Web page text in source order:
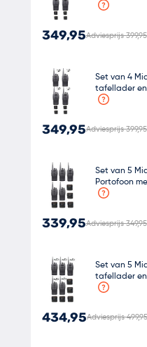
349,95Adviesprijs 399,95
Set van 4
tafellader
349,95Adviesprijs 399,95
Set van 5
Portofoon
339,95Adviesprijs 349,95
Set van 5
tafellader
434,95Adviesprijs 499,95